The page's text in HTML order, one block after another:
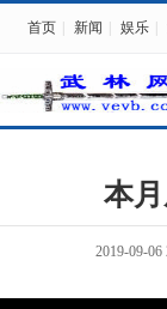
首页 新闻 娱乐
本
2019-09-06